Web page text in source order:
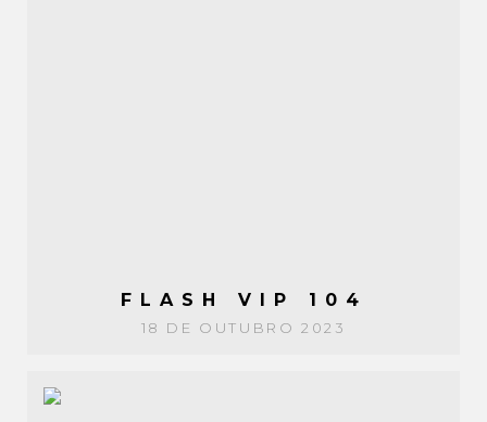
FLASH VIP 104
18 DE OUTUBRO 2023